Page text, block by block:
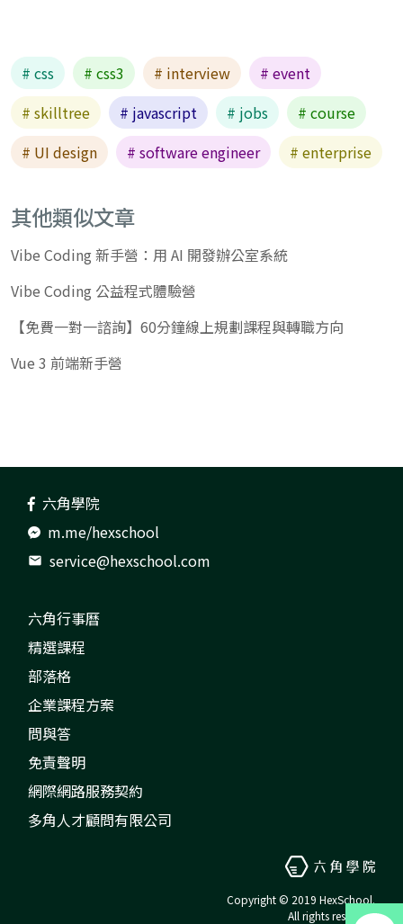
# css # css3 # interview
# event
# skilltree
# javascript # jobs
# course
# UI design
# software engineer # enterprise
其他類似文章
Vibe Coding 新手營：用 AI 開發辦公室系統
Vibe Coding 公益程式體驗營
【免費一對一諮詢】60分鐘線上規劃課程與轉職方向
Vue 3 前端新手營
六角學院
m.me/hexschool
mail service@hexschool.com
六角行事曆
精選課程
部落格
企業課程方案
問與答
免責聲明
網際網路服務契約
多角人才顧問有限公司
Copyright © 2019 HexSchool.
All rights reserved.